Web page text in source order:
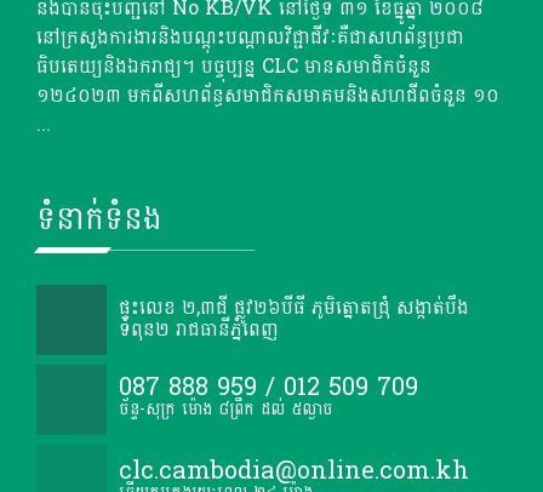
និងបានចុះបញ្ជីនៅ No KB/VK នៅថ្ងៃទី ៣១ ខែធ្នូឆ្នាំ ២០០៨
នៅក្រសួងការងារនិងបណ្តុះបណ្តាលវិជ្ជាជីវៈគឺជាសហព័ន្ធប្រជា
ធិបតេយ្យនិងឯករាជ្យ។ បច្ចុប្បន្ន CLC មានសមាជិកចំនួន
១២៤០២៣ មកពីសហព័ន្ធសមាជិកសមាគមនិងសហជីពចំនួន ១០
...
ទំនាក់ទំនង
ផ្ទះលេខ ២,៣ជី ផ្លូវ២៦បីធី ភូមិត្នោតជ្រុំ សង្កាត់បឹង
ទំពុន២ រាជធានីភ្នំពេញ
087 888 959 / 012 509 709
ច័ន្ទ-សុក្រ ម៉ោង ៨ព្រឹក ដល់ ៥ល្ងាច
clc.cambodia@online.com.kh